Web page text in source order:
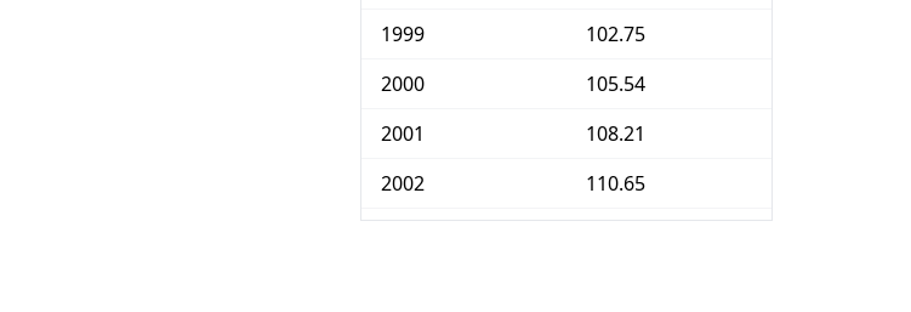
1999
102.75
2000
105.54
2001
108.21
2002
110.65